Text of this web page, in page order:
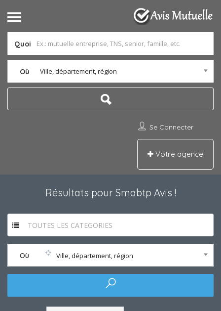
Quoi
Où Ville, département, région
Se Connecter
Votre agence
Résultats pour Smabtp Avis !
TOUTES LES CATEGORIES
Où Ville, département, région